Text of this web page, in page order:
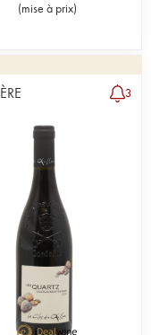
(mise à prix)
3